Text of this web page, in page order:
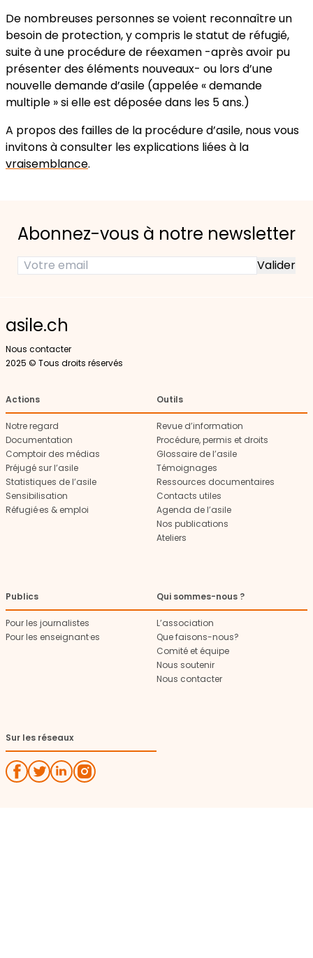
De nombreuses personnes se voient reconnaître un
besoin de protection, y compris le statut de réfugié,
suite à une procédure de réexamen -après avoir pu
présenter des éléments nouveaux- ou lors d’une
nouvelle demande d’asile (appelée « demande
multiple » si elle est déposée dans les 5 ans.)
A propos des failles de la procédure d’asile, nous vous
invitons à consulter les explications liées à la
vraisemblance.
Abonnez-vous à notre newsletter
asile.ch
Nous contacter
2025 © Tous droits réservés
Actions
Notre regard
Documentation
Comptoir des médias
Préjugé sur l’asile
Statistiques de l’asile
Sensibilisation
Réfugié·es & emploi
Outils
Revue d’information
Procédure, permis et droits
Glossaire de l’asile
Témoignages
Ressources documentaires
Contacts utiles
Agenda de l’asile
Nos publications
Ateliers
Publics
Pour les journalistes
Pour les enseignant·es
Qui sommes-nous ?
L’association
Que faisons-nous?
Comité et équipe
Nous soutenir
Nous contacter
Sur les réseaux